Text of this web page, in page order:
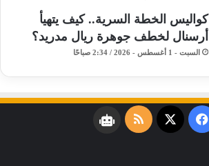
كواليس الخطة السرية.. كيف يتهيأ
أرسنال لخطف جوهرة ريال مدريد؟
السبت - 1 أغسطس - 2026 / 2:34 صباحًا
فيسبوك
‫X
ملخصنبض